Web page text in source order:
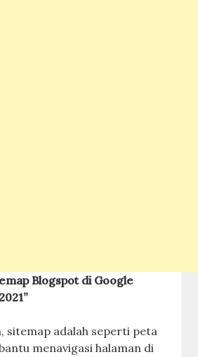
Blogspot di Google
sitemap adalah seperti peta
menavigasi halaman di